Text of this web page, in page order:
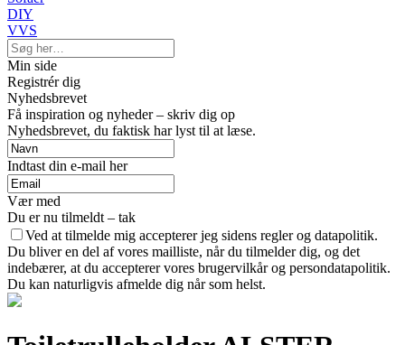
DIY
VVS
Min side
Registrér dig
Nyhedsbrevet
Få inspiration og nyheder – skriv dig op
Nyhedsbrevet, du faktisk har lyst til at læse.
Indtast din e-mail her
Vær med
Du er nu tilmeldt – tak
Ved at tilmelde mig accepterer jeg sidens regler og datapolitik.
Du bliver en del af vores mailliste, når du tilmelder dig, og det
indebærer, at du accepterer vores brugervilkår og persondatapolitik.
Du kan naturligvis afmelde dig når som helst.